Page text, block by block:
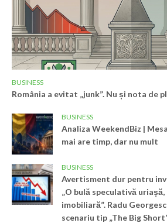
BUSINESS
România a evitat „junk”. Nu și nota de
BUSINESS
Analiza WeekendBiz |
mai are timp, dar nu mult
BUSINESS
Avertisment dur pentru
„O bulă speculativă uriașă,
imobiliară”. Radu
scenariu tip „The Big